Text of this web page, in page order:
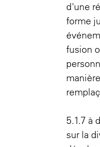
d'une
forme
fusion
5.1.7 à
sur la